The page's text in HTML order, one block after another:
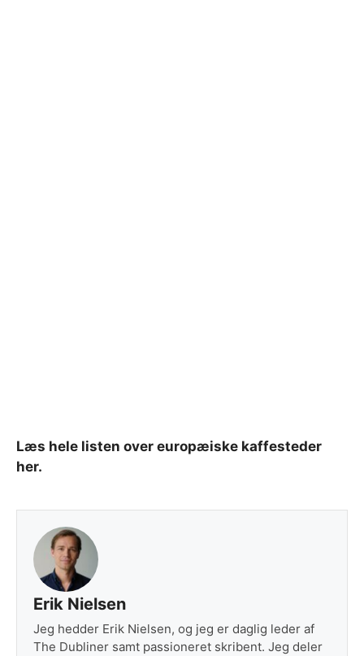
Læs hele listen over europæiske kaffesteder
her.
Erik Nielsen
Jeg hedder Erik Nielsen, og jeg er daglig leder af
The Dubliner samt passioneret skribent. Jeg deler